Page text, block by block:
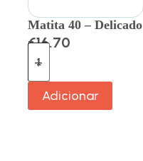
Matita 40 – Delicado
€16.70
Adicionar